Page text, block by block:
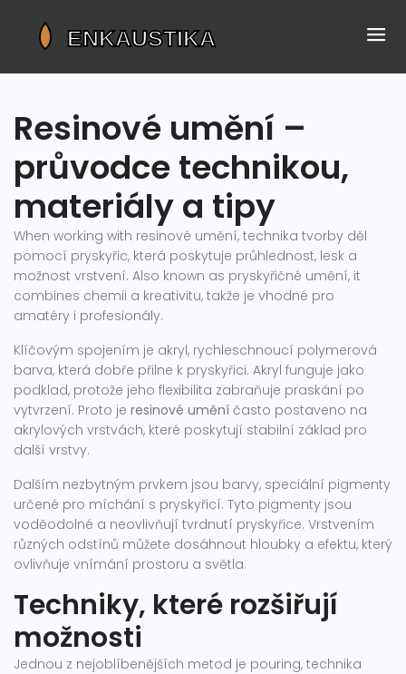
Resinové umění –
průvodce technikou,
materiály a tipy
When working with resinové umění, technika tvorby děl
pomocí pryskyřic, která poskytuje průhlednost, lesk a
možnost vrstvení. Also known as pryskyřičné umění, it
combines chemii a kreativitu, takže je vhodné pro
amatéry i profesionály.
Klíčovým spojením je akryl, rychleschnoucí polymerová
barva, která dobře přilne k pryskyřici. Akryl funguje jako
podklad, protože jeho flexibilita zabraňuje praskání po
vytvrzení. Proto je resinové umění často postaveno na
akrylových vrstvách, které poskytují stabilní základ pro
další vrstvy.
Dalším nezbytným prvkem jsou barvy, speciální pigmenty
určené pro míchání s pryskyřicí. Tyto pigmenty jsou
voděodolné a neovlivňují tvrdnutí pryskyřice. Vrstvením
různých odstínů můžete dosáhnout hloubky a efektu, který
ovlivňuje vnímání prostoru a světla.
Techniky, které rozšiřují
možnosti
Jednou z nejoblíbenějších metod je pouring, technika